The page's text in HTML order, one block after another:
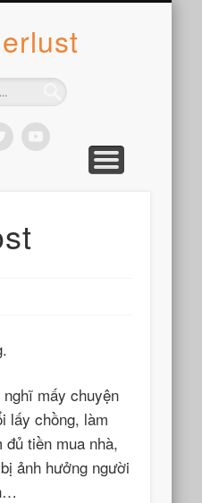
mấy chuyện
lấy chồng, làm
tiền mua nhà,
ảnh hưởng người